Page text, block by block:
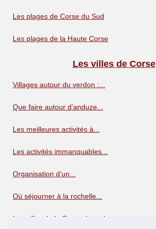
Les plages de Corse du Sud
Les plages de la Haute Corse
Les villes de Corse
Villages autour du verdon :...
Que faire autour d’anduze...
Les meilleures activités à...
Les activités immanquables...
Organisation d’un...
Où séjourner à la rochelle...
Les villes de la Corse du sud